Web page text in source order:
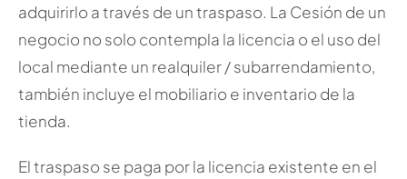
adquirirlo a través de un traspaso. La Cesión de un
negocio no solo contempla la licencia o el uso del
local mediante un realquiler / subarrendamiento,
también incluye el mobiliario e inventario de la
tienda.
El traspaso se paga por la licencia existente en el